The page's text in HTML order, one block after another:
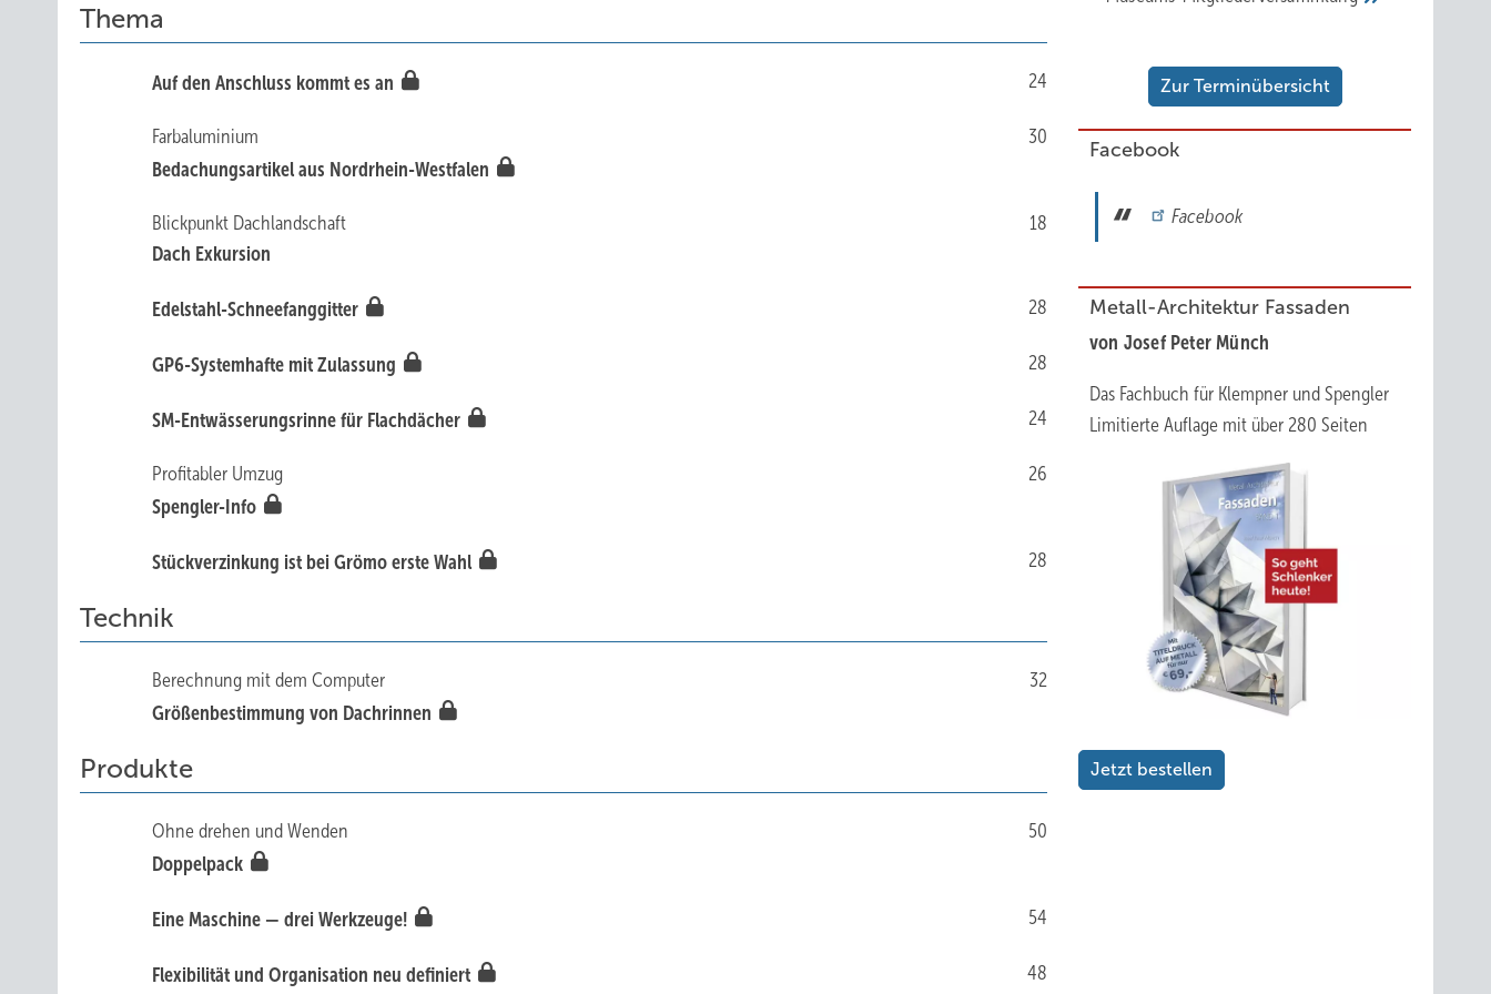
Thema
24
Auf den Anschluss kommt es an
30
Farbaluminium
Bedachungsartikel aus Nordrhein-Westfalen
18
Blickpunkt Dachlandschaft
Dach Exkursion
28
Edelstahl-Schneefanggitter
28
GP6-Systemhafte mit Zulassung
24
SM-Entwässerungsrinne für Flachdächer
26
Profitabler Umzug
Spengler-Info
28
Stückverzinkung ist bei Grömo erste Wahl
Technik
32
Berechnung mit dem Computer
Größenbestimmung von Dachrinnen
Produkte
50
Ohne drehen und Wenden
Doppelpack
54
Eine Maschine — drei Werkzeuge!
48
Flexibilität und Organisation neu definiert
Zur Terminübersicht
Facebook
Facebook
Metall-Architektur Fassaden
von Josef Peter Münch
Das Fachbuch für Klempner und Spengler
Limitierte Auflage mit über 280 Seiten
Jetzt bestellen